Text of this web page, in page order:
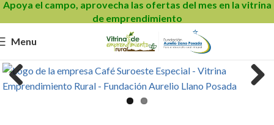
Apoya el campo, aprovecha las ofertas del mes en la vitrina
de emprendimiento
Menu
Previous